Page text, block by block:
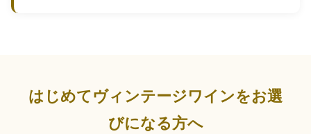
はじめてヴィンテージワインをお選
びになる方へ